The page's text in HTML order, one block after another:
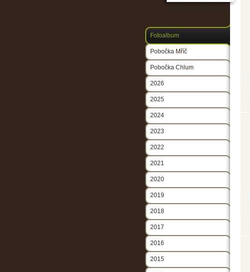
Fotoalbum
Pobočka Mříč
Pobočka Chlum
2026
2025
2024
2023
2022
2021
2020
2019
2018
2017
2016
2015